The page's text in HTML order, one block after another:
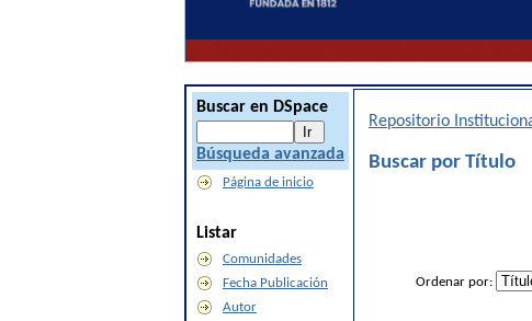
Buscar en DSpace
Búsqueda avanzada
Página de inicio
Listar
Comunidades
Fecha Publicación
Autor
Repositorio
Buscar por Título
Ordenar por: